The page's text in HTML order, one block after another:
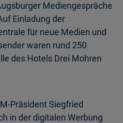
Medien­gespräche
Einladung der
für neue Medien und
waren rund 250
des Hotels Drei Mohren
Präsident Siegfried
in der digitalen Werbung